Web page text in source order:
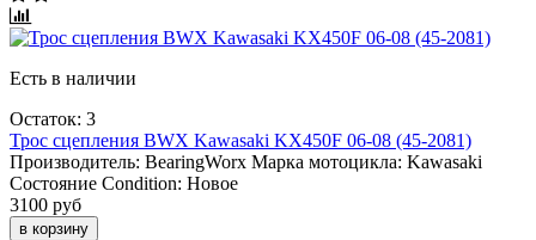
Есть в наличии
Остаток: 3
Трос сцепления BWX Kawasaki KX450F 06-08 (45-2081)
Производитель: BearingWorx Марка мотоцикла: Kawasaki
Состояние Condition: Новое
3100 руб
в корзину